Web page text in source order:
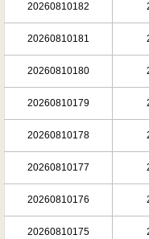
20260810182
20260810181
20260810180
20260810179
20260810178
20260810177
20260810176
20260810175